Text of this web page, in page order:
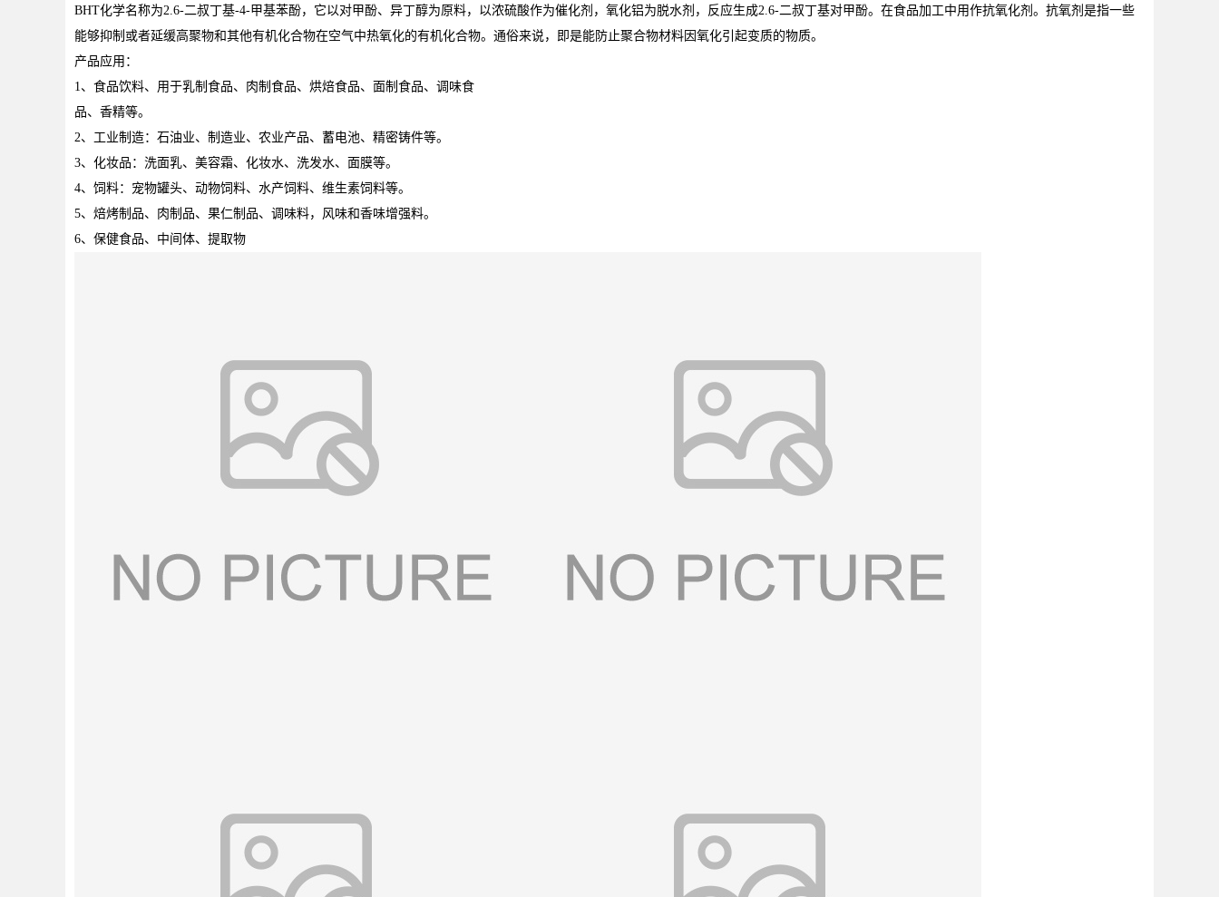
BHT化学名称为2.6-二叔丁基-4-甲基苯酚，它以对甲酚、异丁醇为原料，以浓硫酸作为催化剂，氧化铝为脱水剂，反应生成2.6-二叔丁基对甲酚。在食品加工中用作抗氧化剂。抗氧剂是指一些
能够抑制或者延缓高聚物和其他有机化合物在空气中热氧化的有机化合物。通俗来说，即是能防止聚合物材料因氧化引起变质的物质。
产品应用：
1、食品饮料、用于乳制食品、肉制食品、烘焙食品、面制食品、调味食
品、香精等。
2、工业制造：石油业、制造业、农业产品、蓄电池、精密铸件等。
3、化妆品：洗面乳、美容霜、化妆水、洗发水、面膜等。
4、饲料：宠物罐头、动物饲料、水产饲料、维生素饲料等。
5、焙烤制品、肉制品、果仁制品、调味料，风味和香味增强料。
6、保健食品、中间体、提取物